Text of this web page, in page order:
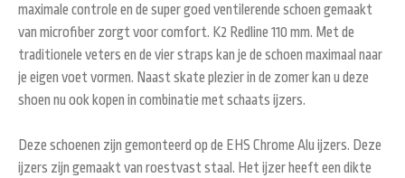
maximale controle en de super goed ventilerende schoen gemaakt
van microfiber zorgt voor comfort. K2 Redline 110 mm. Met de
traditionele veters en de vier straps kan je de schoen maximaal naar
je eigen voet vormen. Naast skate plezier in de zomer kan u deze
shoen nu ook kopen in combinatie met schaats ijzers.
Deze schoenen zijn gemonteerd op de EHS Chrome Alu ijzers. Deze
ijzers zijn gemaakt van roestvast staal. Het ijzer heeft een dikte